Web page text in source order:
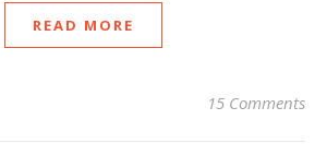
READ MORE
15 Comments